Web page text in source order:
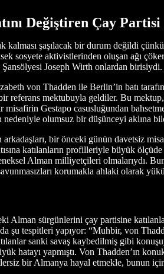
Değiştiren Çay Partisi
kalması şaşılacak bir durum değildi
sosyete aktivistlerinden oluşan ağı
Joseph Wirth onlardan birisiydi.
von Thadden ile Berlin’in batı
referans mektubuyla geldiler. Bu
misafirin Gestapo casusluğundan
olumsuz bir düşünceyi aklına
arkadaşları, bir önceki günün davetsiz
katılanların profilleriyle büyük
Alman milliyetçileri olmalarıydı.
korumakla ahlaki olarak
Alman sürgünlerini çay partisine
şu tespitleri yapıyor: “Muhbir, von
sanki savaş kaybedilmiş gibi
hatayı yapmıştı. Von Thadden’ın
bir Almanya hayal etmekle, bunun